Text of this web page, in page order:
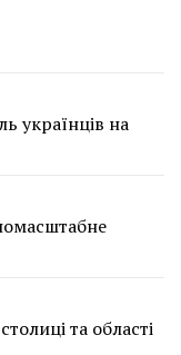
українців на
та області